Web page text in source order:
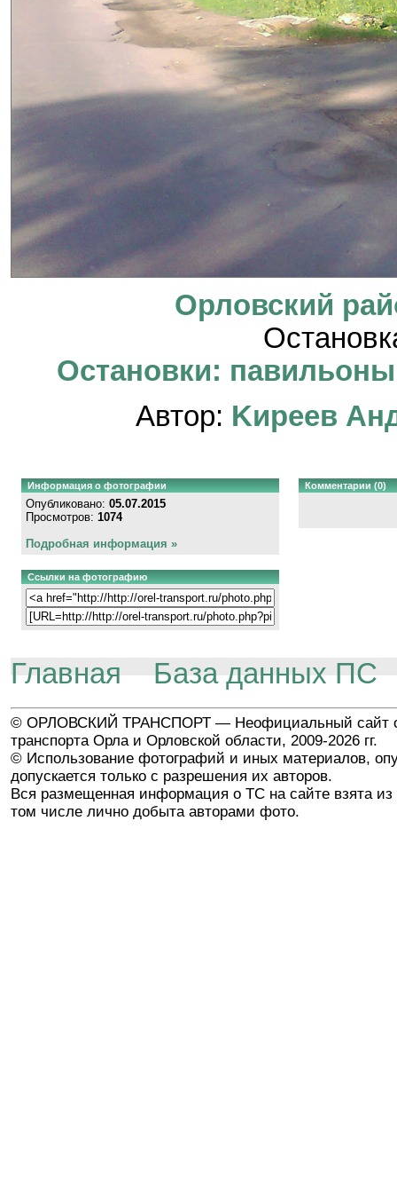
Орловский
Остановки:
Автор: Kиpeeв
Информация о фотографии
Опубликовано: 05.07.2015
Просмотров: 1074
Подробная информация »
Ссылки на фотографию
Комментарии (0)
Главная База данных ПС
© ОРЛОВСКИЙ ТРАНСПОРТ — Неофициальный сайт
транспорта Орла и Орловской области, 2009-2026 гг.
© Использование фотографий и иных материалов,
допускается только с разрешения их авторов.
Вся размещенная информация о ТС на сайте взята из
том числе лично добыта авторами фото.